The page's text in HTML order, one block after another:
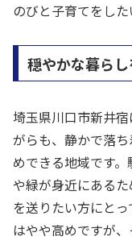
のびと子育てをした
穏やかな暮ら
埼玉県川口市新井
がらも、静かで落
めできる地域です
や緑が身近にある
を送りたい方にと
はやや高めですが